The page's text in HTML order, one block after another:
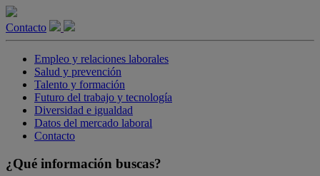
Contacto
Empleo y relaciones laborales
Salud y prevención
Talento y formación
Futuro del trabajo y tecnología
Diversidad e igualdad
Datos del mercado laboral
Contacto
¿Qué información buscas?